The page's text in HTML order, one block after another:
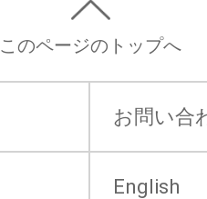
このページのトップへ
お問い合
English